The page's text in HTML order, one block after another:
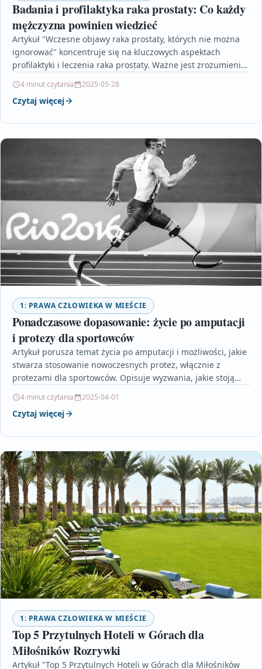
Badania i profilaktyka raka prostaty: Co każdy
mężczyzna powinien wiedzieć
Artykuł "Wczesne objawy raka prostaty, których nie można
ignorować" koncentruje się na kluczowych aspektach
profilaktyki i leczenia raka prostaty. Ważne jest zrozumienie
4 minut czytania 2025-05-28
Czytaj więcej
1: PRAWA CZŁOWIEKA W MIEŚCIE
Ponadczasowe dopasowanie: życie po amputacji
i protezy dla sportowców
Artykuł porusza temat życia po amputacji i możliwości, jakie
stwarza stosowanie nowoczesnych protez, włącznie z
protezami dla sportowców. Opisuje wyzwania, jakie stoją
4 minut czytania 2025-04-01
Czytaj więcej
1: PRAWA CZŁOWIEKA W MIEŚCIE
Top 5 Przytulnych Hoteli w Górach dla
Miłośników Rozrywki
Artykuł "Top 5 Przytulnych Hoteli w Górach dla Miłośników